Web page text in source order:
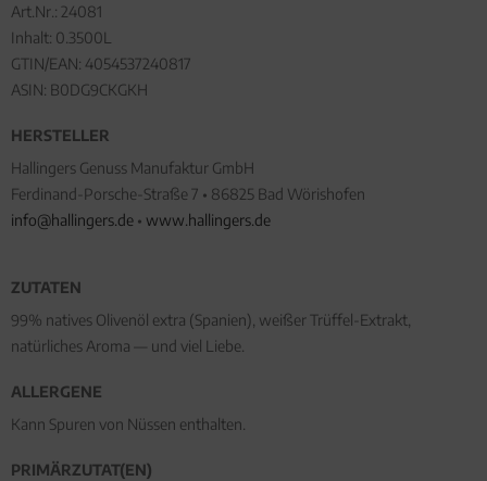
Art.Nr.: 24081
Inhalt: 0.3500L
GTIN/EAN: 4054537240817
ASIN: B0DG9CKGKH
HERSTELLER
Hallingers Genuss Manufaktur GmbH
Ferdinand-Porsche-Straße 7 • 86825 Bad Wörishofen
info@hallingers.de • www.hallingers.de
ZUTATEN
99% natives Olivenöl extra (Spanien), weißer Trüffel-Extrakt,
natürliches Aroma — und viel Liebe.
ALLERGENE
Kann Spuren von Nüssen enthalten.
PRIMÄRZUTAT(EN)